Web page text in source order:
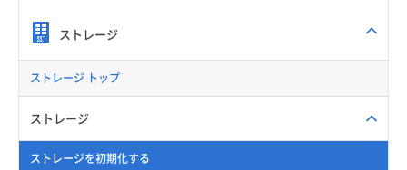
ストレージ
ストレージ トップ
ストレージ
ストレージを初期化する